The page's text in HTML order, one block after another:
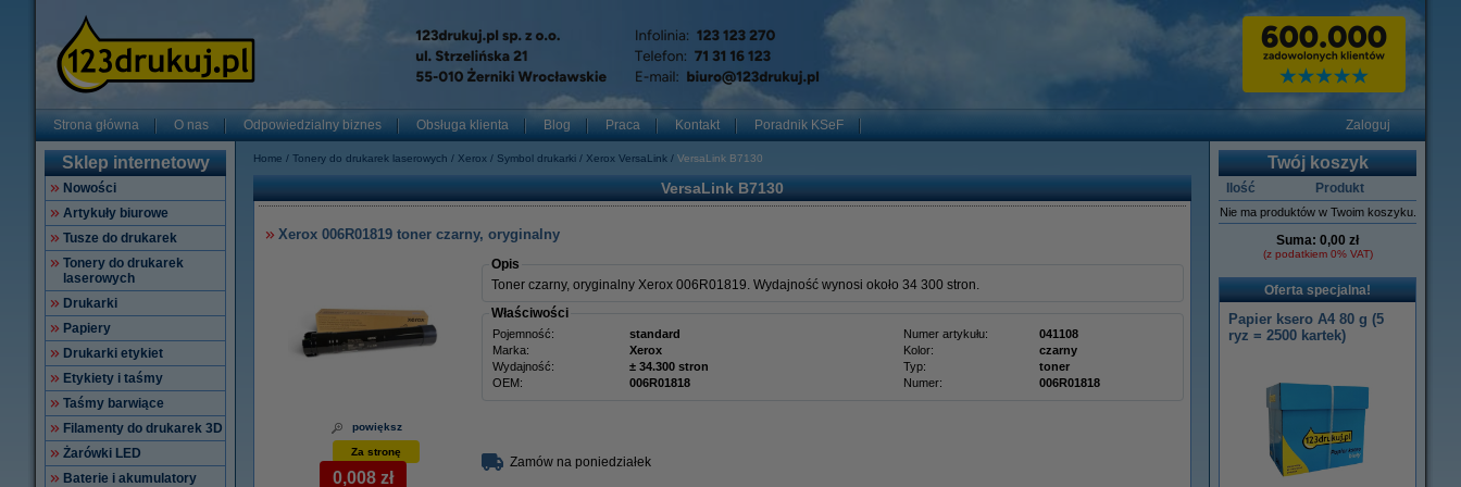
Strona główna O nas Odpowiedzialny biznes Obsługa klienta Blog Praca Kontakt Poradnik KSeF Zaloguj
Sklep internetowy
Nowości
Artykuły biurowe
Tusze do drukarek
Tonery do drukarek
laserowych
Drukarki
Papiery
Drukarki etykiet
Etykiety i taśmy
Taśmy barwiące
Filamenty do drukarek 3D
Żarówki LED
Baterie i akumulatory
Home Tonery do drukarek laserowych Xerox Symbol drukarki Xerox VersaLink VersaLink B7130
VersaLink B7130
Xerox 006R01819 toner czarny, oryginalny
powiększ
Opis
Toner czarny, oryginalny Xerox 006R01819. Wydajność wynosi około 34 300 stron.
Właściwości
Pojemność: standard Numer artykułu:
041108
Marka:
Xerox Kolor:
czarny
Wydajność:
± 34.300 stron Typ:
toner
OEM:
006R01818 Numer: 006R01818
Za stronę
0,008 zł
Zamów na poniedziałek
Twój koszyk
Ilość Produkt
Nie ma produktów w Twoim koszyku.
Suma: 0,00 zł
(z podatkiem 0% VAT)
Oferta specjalna!
Papier ksero A4 80 g (5
ryz = 2500 kartek)